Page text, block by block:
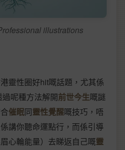
illustrations
靈性圈好hit嘅話題，尤其係
呢種方法解開前世今生嘅謎
催眠同靈性覺醒嘅技巧，唔
講你聽命運點行，而係引導
眉心輪能量）去睇返自己嘅靈